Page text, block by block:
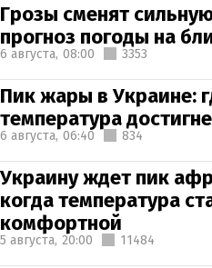
Грозы сменят
прогноз погоды на
6 августа, 08:00 3353
Пик жары в Украине:
температура
6 августа, 06:40 834
Украину ждет пик
когда температура
комфортной
5 августа, 20:00 11484